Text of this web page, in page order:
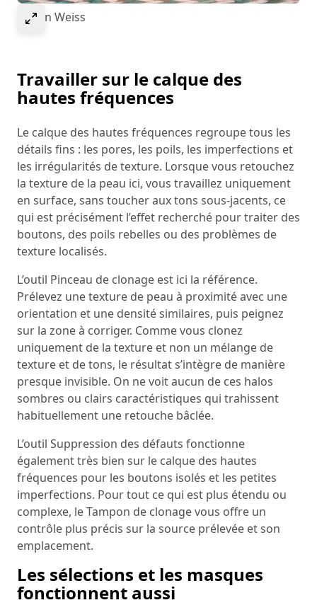
Sélectionner pour agrandir l’image
© Ivan Weiss
Travailler sur le calque des
hautes fréquences
Le calque des hautes fréquences regroupe tous les
détails fins : les pores, les poils, les imperfections et
les irrégularités de texture. Lorsque vous retouchez
la texture de la peau ici, vous travaillez uniquement
en surface, sans toucher aux tons sous-jacents, ce
qui est précisément l’effet recherché pour traiter des
boutons, des poils rebelles ou des problèmes de
texture localisés.
L’outil Pinceau de clonage est ici la référence.
Prélevez une texture de peau à proximité avec une
orientation et une densité similaires, puis peignez
sur la zone à corriger. Comme vous clonez
uniquement de la texture et non un mélange de
texture et de tons, le résultat s’intègre de manière
presque invisible. On ne voit aucun de ces halos
sombres ou clairs caractéristiques qui trahissent
habituellement une retouche bâclée.
L’outil Suppression des défauts fonctionne
également très bien sur le calque des hautes
fréquences pour les boutons isolés et les petites
imperfections. Pour tout ce qui est plus étendu ou
complexe, le Tampon de clonage vous offre un
contrôle plus précis sur la source prélevée et son
emplacement.
Les sélections et les masques
fonctionnent aussi